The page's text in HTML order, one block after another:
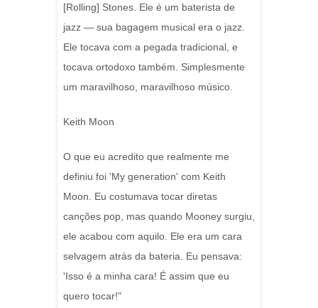
[Rolling] Stones. Ele é um baterista de
jazz — sua bagagem musical era o jazz.
Ele tocava com a pegada tradicional, e
tocava ortodoxo também. Simplesmente
um maravilhoso, maravilhoso músico.
Keith Moon
O que eu acredito que realmente me
definiu foi 'My generation' com Keith
Moon. Eu costumava tocar diretas
canções pop, mas quando Mooney surgiu,
ele acabou com aquilo. Ele era um cara
selvagem atrás da bateria. Eu pensava:
'Isso é a minha cara! É assim que eu
quero tocar!"